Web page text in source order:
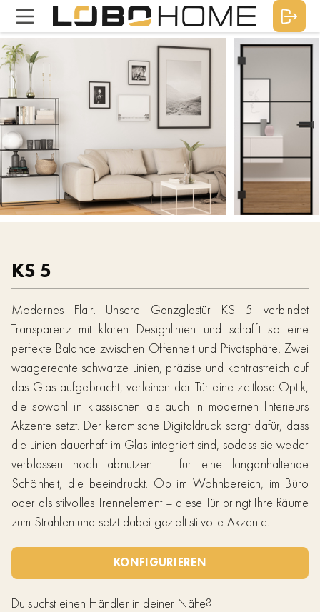
KS 5
Modernes Flair. Unsere Ganzglastür KS 5 verbindet
Transparenz mit klaren Designlinien und schafft so eine
perfekte Balance zwischen Offenheit und Privatsphäre. Zwei
waagerechte schwarze Linien, präzise und kontrastreich auf
das Glas aufgebracht, verleihen der Tür eine zeitlose Optik,
die sowohl in klassischen als auch in modernen Interieurs
Akzente setzt. Der keramische Digitaldruck sorgt dafür, dass
die Linien dauerhaft im Glas integriert sind, sodass sie weder
verblassen noch abnutzen – für eine langanhaltende
Schönheit, die beeindruckt. Ob im Wohnbereich, im Büro
oder als stilvolles Trennelement – diese Tür bringt Ihre Räume
zum Strahlen und setzt dabei gezielt stilvolle Akzente.
KONFIGURIEREN
Du suchst einen Händler in deiner Nähe?